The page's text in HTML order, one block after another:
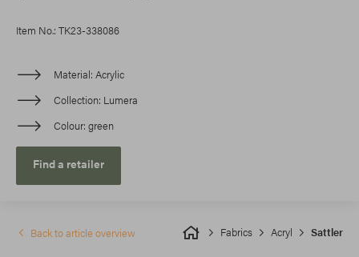
Item No.: TK23-338086
Material Acrylic
Collection Lumera
Colour green
Find a retailer
Fabrics Acryl Sattler
Back to article overview